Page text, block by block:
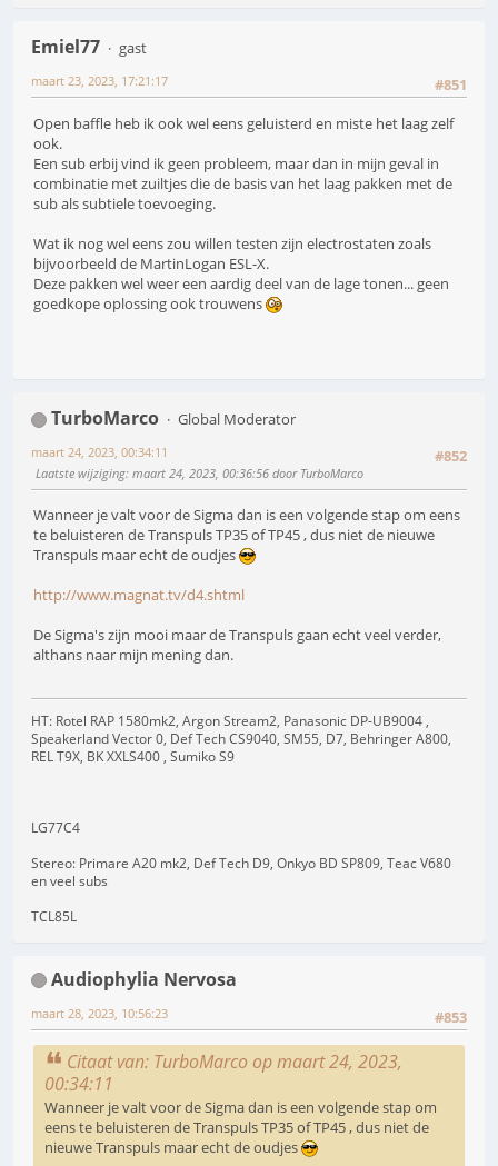
Emiel77
gast
#851
maart 23, 2023, 17:21:17
Open baffle heb ik ook wel eens geluisterd en miste het laag zelf
ook.
Een sub erbij vind ik geen probleem, maar dan in mijn geval in
combinatie met zuiltjes die de basis van het laag pakken met de
sub als subtiele toevoeging.
Wat ik nog wel eens zou willen testen zijn electrostaten zoals
bijvoorbeeld de MartinLogan ESL-X.
Deze pakken wel weer een aardig deel van de lage tonen... geen
goedkope oplossing ook trouwens
TurboMarco
Global Moderator
#852
maart 24, 2023, 00:34:11
Laatste wijziging: maart 24, 2023, 00:36:56 door TurboMarco
Wanneer je valt voor de Sigma dan is een volgende stap om eens
te beluisteren de Transpuls TP35 of TP45 , dus niet de nieuwe
Transpuls maar echt de oudjes
http://www.magnat.tv/d4.shtml
De Sigma's zijn mooi maar de Transpuls gaan echt veel verder,
althans naar mijn mening dan.
HT: Rotel RAP 1580mk2, Argon Stream2, Panasonic DP-UB9004 ,
Speakerland Vector 0, Def Tech CS9040, SM55, D7, Behringer A800,
REL T9X, BK XXLS400 , Sumiko S9
LG77C4
Stereo: Primare A20 mk2, Def Tech D9, Onkyo BD SP809, Teac V680
en veel subs
TCL85L
Audiophylia Nervosa
#853
maart 28, 2023, 10:56:23
Citaat van: TurboMarco op maart 24, 2023,
00:34:11
Wanneer je valt voor de Sigma dan is een volgende stap om
eens te beluisteren de Transpuls TP35 of TP45 , dus niet de
nieuwe Transpuls maar echt de oudjes